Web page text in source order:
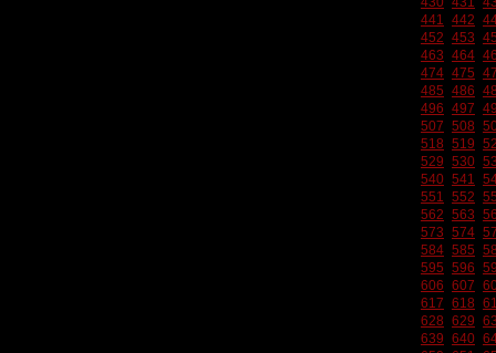
441 442
452 453
463 464
474 475
485 486
496 497
507 508
518 519
529 530
540 541
551 552
562 563
573 574
584 585
595 596
606 607
617 618
628 629
639 640